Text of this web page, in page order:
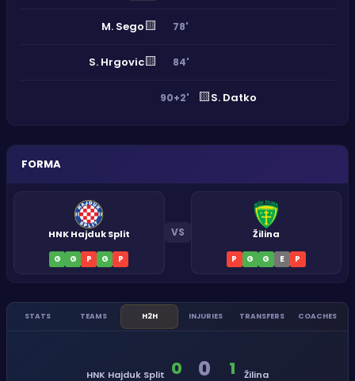
M. Sego🟨 78'
S. Hrgovic🟨 84'
90+2' 🟨S. Datko
FORMA
HNK Hajduk Split
G G P G P
VS Žilina
P G G E P
STATS TEAMS H2H INJURIES TRANSFERS COACHES
HNK Hajduk Split 0 0 1 Žilina